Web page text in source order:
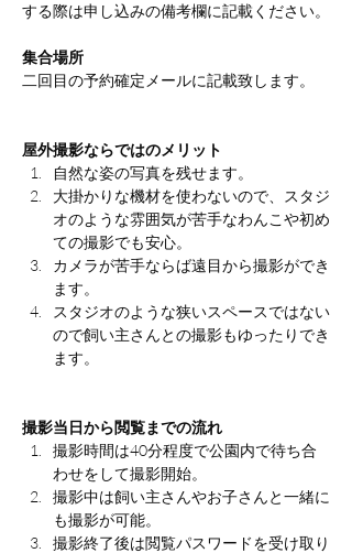
する際は申し込みの備考欄に記載ください。
集合場所
二回目の予約確定メールに記載致します。
屋外撮影ならではのメリット
自然な姿の写真を残せます。
大掛かりな機材を使わないので、スタジ
オのような雰囲気が苦手なわんこや初め
ての撮影でも安心。
カメラが苦手ならば遠目から撮影ができ
ます。
スタジオのような狭いスペースではない
ので飼い主さんとの撮影もゆったりでき
ます。
撮影当日から閲覧までの流れ
撮影時間は40分程度で公園内で待ち合
わせをして撮影開始。
撮影中は飼い主さんやお子さんと一緒に
も撮影が可能。
撮影終了後は閲覧パスワードを受け取り